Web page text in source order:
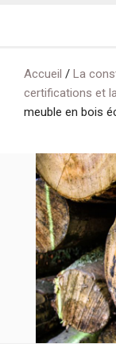
Accueil / La
certifications et
meuble en bois